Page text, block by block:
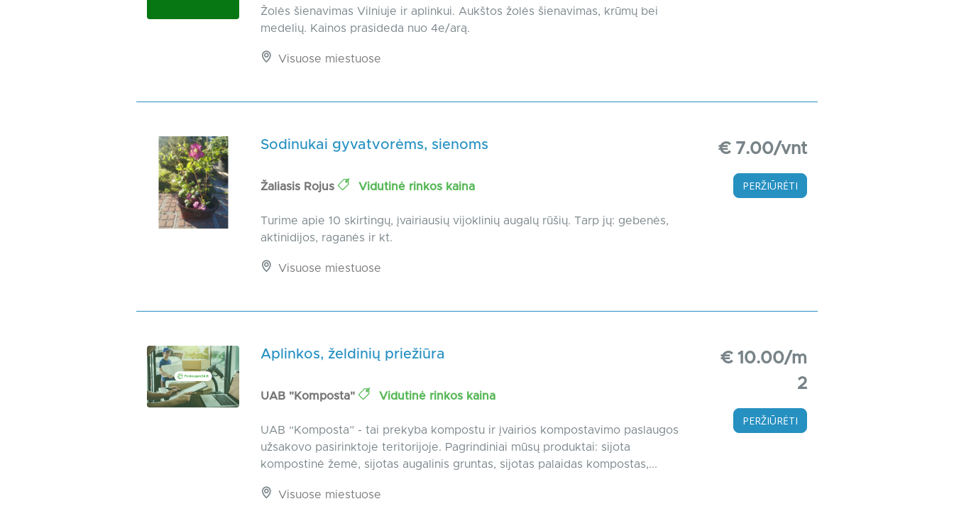
Žolės šienavimas Vilniuje ir aplinkui. Aukštos žolės šienavimas, krūmų bei
medelių. Kainos prasideda nuo 4e/arą.
Visuose miestuose
Sodinukai gyvatvorėms, sienoms
Žaliasis Rojus Vidutinė rinkos kaina
Turime apie 10 skirtingų, įvairiausių vijoklinių augalų rūšių. Tarp jų: gebenės,
aktinidijos, raganės ir kt.
Visuose miestuose
€ 7.00/vnt
PERŽIŪRĖTI
Aplinkos, želdinių priežiūra
UAB "Komposta" Vidutinė rinkos kaina
UAB “Komposta” - tai prekyba kompostu ir įvairios kompostavimo paslaugos
užsakovo pasirinktoje teritorijoje. Pagrindiniai mūsų produktai: sijota
kompostinė žemė, sijotas augalinis gruntas, sijotas palaidas kompostas,...
Visuose miestuose
€ 10.00/m
2
PERŽIŪRĖTI